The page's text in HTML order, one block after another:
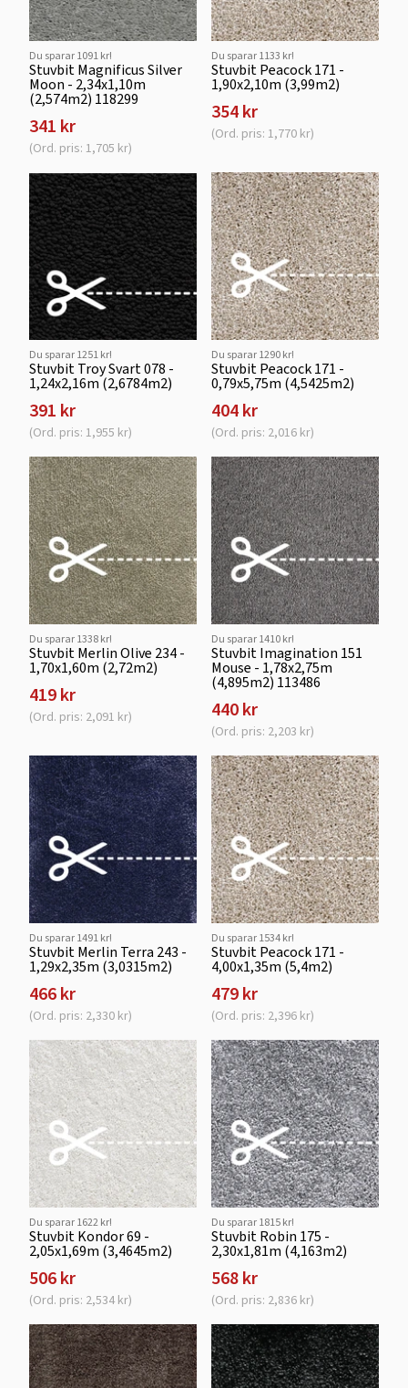
Du sparar 1091 kr!
Stuvbit Magnificus Silver
Moon - 2,34x1,10m
(2,574m2) 118299
341 kr
(Ord. pris: 1,705 kr)
Du sparar 1133 kr!
Stuvbit Peacock 171 -
1,90x2,10m (3,99m2)
354 kr
(Ord. pris: 1,770 kr)
Du sparar 1251 kr!
Stuvbit Troy Svart 078 -
1,24x2,16m (2,6784m2)
391 kr
(Ord. pris: 1,955 kr)
Du sparar 1290 kr!
Stuvbit Peacock 171 -
0,79x5,75m (4,5425m2)
404 kr
(Ord. pris: 2,016 kr)
Du sparar 1338 kr!
Stuvbit Merlin Olive 234 -
1,70x1,60m (2,72m2)
419 kr
(Ord. pris: 2,091 kr)
Du sparar 1410 kr!
Stuvbit Imagination 151
Mouse - 1,78x2,75m
(4,895m2) 113486
440 kr
(Ord. pris: 2,203 kr)
Du sparar 1491 kr!
Stuvbit Merlin Terra 243 -
1,29x2,35m (3,0315m2)
466 kr
(Ord. pris: 2,330 kr)
Du sparar 1534 kr!
Stuvbit Peacock 171 -
4,00x1,35m (5,4m2)
479 kr
(Ord. pris: 2,396 kr)
Du sparar 1622 kr!
Stuvbit Kondor 69 -
2,05x1,69m (3,4645m2)
506 kr
(Ord. pris: 2,534 kr)
Du sparar 1815 kr!
Stuvbit Robin 175 -
2,30x1,81m (4,163m2)
568 kr
(Ord. pris: 2,836 kr)